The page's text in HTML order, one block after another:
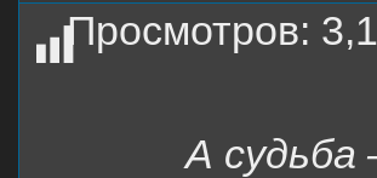
Просмотров:
А судьба